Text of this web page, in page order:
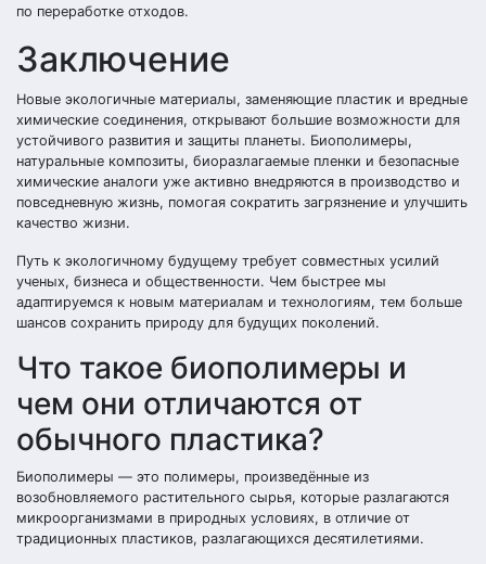
по переработке отходов.
Заключение
Новые экологичные материалы, заменяющие пластик и вредные
химические соединения, открывают большие возможности для
устойчивого развития и защиты планеты. Биополимеры,
натуральные композиты, биоразлагаемые пленки и безопасные
химические аналоги уже активно внедряются в производство и
повседневную жизнь, помогая сократить загрязнение и улучшить
качество жизни.
Путь к экологичному будущему требует совместных усилий
ученых, бизнеса и общественности. Чем быстрее мы
адаптируемся к новым материалам и технологиям, тем больше
шансов сохранить природу для будущих поколений.
Что такое биополимеры и
чем они отличаются от
обычного пластика?
Биополимеры — это полимеры, произведённые из
возобновляемого растительного сырья, которые разлагаются
микроорганизмами в природных условиях, в отличие от
традиционных пластиков, разлагающихся десятилетиями.